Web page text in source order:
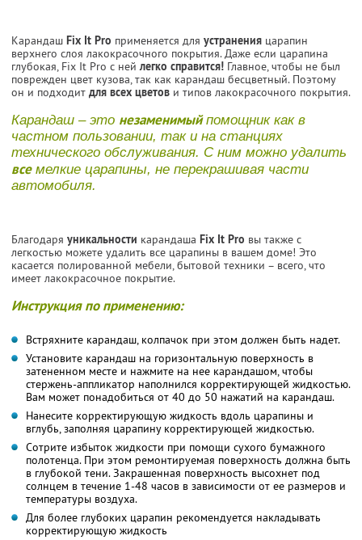
Карандаш Fix It Pro применяется для устранения царапин
верхнего слоя лакокрасочного покрытия. Даже если царапина
глубокая, Fix It Pro с ней легко справится! Главное, чтобы не был
поврежден цвет кузова, так как карандаш бесцветный. Поэтому
он и подходит для всех цветов и типов лакокрасочного покрытия.
Карандаш – это незаменимыйпомощник как в
частном пользовании, так и на станциях
технического обслуживания. С ним можно удалить
всемелкие царапины, не перекрашивая части
автомобиля.
Благодаря уникальности карандаша Fix It Pro вы также с
легкостью можете удалить все царапины в вашем доме! Это
касается полированной мебели, бытовой техники – всего, что
имеет лакокрасочное покрытие.
Инструкция по применению:
Встряхните карандаш, колпачок при этом должен быть надет.
Установите карандаш на горизонтальную поверхность в
затененном месте и нажмите на нее карандашом, чтобы
стержень-аппликатор наполнился корректирующей жидкостью.
Вам может понадобиться от 40 до 50 нажатий на карандаш.
Нанесите корректирующую жидкость вдоль царапины и
вглубь, заполняя царапину корректирующей жидкостью.
Сотрите избыток жидкости при помощи сухого бумажного
полотенца. При этом ремонтируемая поверхность должна быть
в глубокой тени. Закрашенная поверхность высохнет под
солнцем в течение 1-48 часов в зависимости от ее размеров и
температуры воздуха.
Для более глубоких царапин рекомендуется накладывать
корректирующую жидкость